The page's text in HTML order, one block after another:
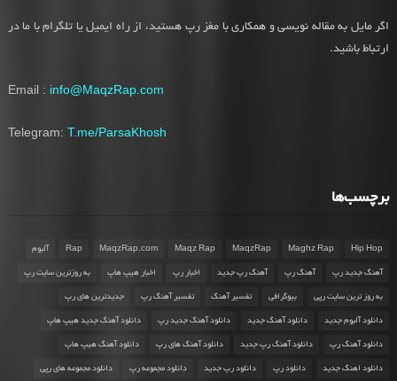
اگر مایل به مقاله نویسی و همکاری با مغز رپ هستید، از راه ایمیل یا تلگرام با ما در
ارتباط باشید.
Email : info@MaqzRap.com
Telegram: T.me/ParsaKhosh
برچسب‌ها
Hip Hop
Maghz Rap
MaqzRap
Maqz Rap
MaqzRap.com
Rap آلبوم
آهنگ جدید رپ آهنگ رپ آهنگ رپ جدید اخبار رپ اخبار هیپ هاپ به روزترین سایت رپ
به روز ترین سایت رپی بیوگرافی تفسیر آهنگ تفسیر آهنگ رپ جدیدترین های رپ
دانلود آلبوم جدید دانلود آهنگ جدید دانلود آهنگ جدید رپ دانلود آهنگ جدید هیپ هاپ
دانلود آهنگ رپ دانلود آهنگ رپ جدید دانلود آهنگ های رپ دانلود آهنگ هیپ هاپ
دانلود اهنگ جدید دانلود رپ دانلود رپ جدید دانلود مجموعه رپ دانلود مجموعه های رپی